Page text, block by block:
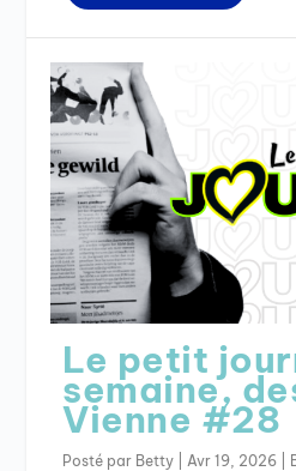
Le petit
semaine,
Vienne #28
Posté par Betty Avr 19, 2026